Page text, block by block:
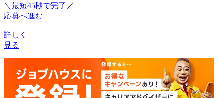
＼最短45秒で完了／
応募へ進む
詳しく
見る